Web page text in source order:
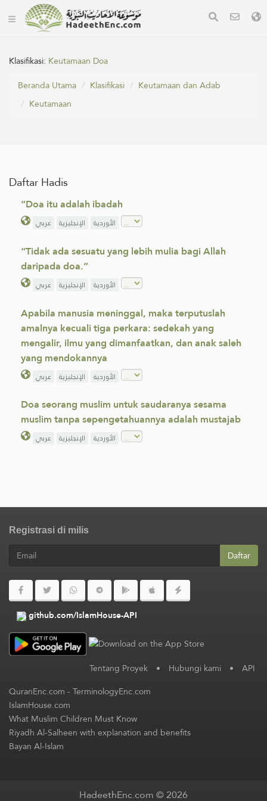
Klasifikasi: Keutamaan Doa
Beranda Utama
Klasifikasi
Keutamaan dan Adab
Keutamaan
Daftar Hadis
“Doa itu adalah ibadah
عربي الإنجليزية الأوردية
“Tidak ada sesuatu yang lebih mulia bagi Allah
daripada doa.”
عربي الإنجليزية الأوردية
Apabila manusia meninggal, maka terputuslah
amalnya kecuali tiga perkara: sedekah yang
mengalir, ilmu yang dimanfaatkan, dan anak saleh
yang mendokannya
عربي الإنجليزية الأوردية
Doa seorang muslim untuk saudaranya sesama
muslim tanpa sepengetahuannya adalah mustajab
عربي الإنجليزية الأوردية
Registrasi di milis
Daftar
github.com/IslamHouse-API
Tentang Proyek • Hubungi kami • API
QuranEnc.com-TerminologyEnc.com
IslamHouse.com
What Muslim Children Must Know
Riyadh Al-Salheen with explanation and benefits
Bayan Al-Islam
HadeethEnc.com © 2026